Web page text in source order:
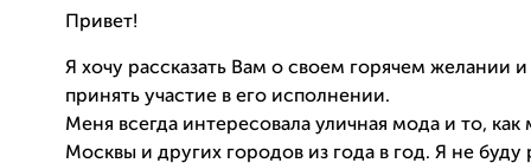
Привет!
Я хочу рассказать Вам о своем горячем желании и
принять участие в его исполнении.
Меня всегда интересовала уличная мода и то, как
Москвы и других городов из года в год. Я не буду